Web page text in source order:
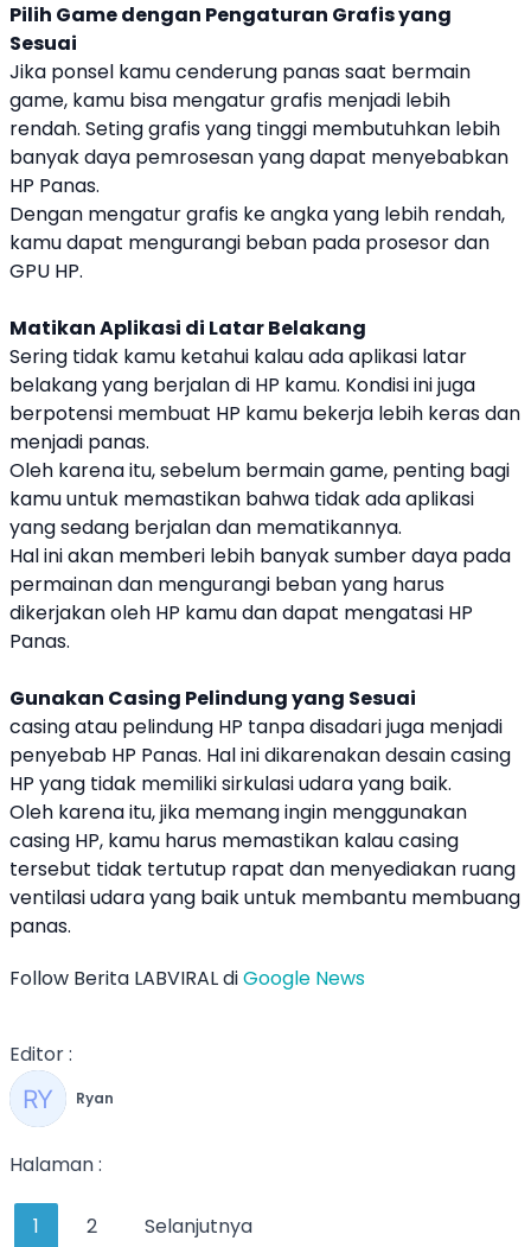
Pilih Game dengan Pengaturan Grafis yang
Sesuai
Jika ponsel kamu cenderung panas saat bermain
game, kamu bisa mengatur grafis menjadi lebih
rendah. Seting grafis yang tinggi membutuhkan lebih
banyak daya pemrosesan yang dapat menyebabkan
HP Panas.
Dengan mengatur grafis ke angka yang lebih rendah,
kamu dapat mengurangi beban pada prosesor dan
GPU HP.
Matikan Aplikasi di Latar Belakang
Sering tidak kamu ketahui kalau ada aplikasi latar
belakang yang berjalan di HP kamu. Kondisi ini juga
berpotensi membuat HP kamu bekerja lebih keras dan
menjadi panas.
Oleh karena itu, sebelum bermain game, penting bagi
kamu untuk memastikan bahwa tidak ada aplikasi
yang sedang berjalan dan mematikannya.
Hal ini akan memberi lebih banyak sumber daya pada
permainan dan mengurangi beban yang harus
dikerjakan oleh HP kamu dan dapat mengatasi HP
Panas.
Gunakan Casing Pelindung yang Sesuai
casing atau pelindung HP tanpa disadari juga menjadi
penyebab HP Panas. Hal ini dikarenakan desain casing
HP yang tidak memiliki sirkulasi udara yang baik.
Oleh karena itu, jika memang ingin menggunakan
casing HP, kamu harus memastikan kalau casing
tersebut tidak tertutup rapat dan menyediakan ruang
ventilasi udara yang baik untuk membantu membuang
panas.
Follow Berita LABVIRAL diGoogle News
Editor :
Ryan
Halaman :
1 2 Selanjutnya